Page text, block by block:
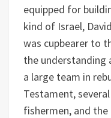
equipped for
kind of Israel,
was cupbearer to
the understanding
a large team in
Testament,
fishermen, and